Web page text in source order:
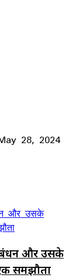
28, 2024
और उसके
समझौता